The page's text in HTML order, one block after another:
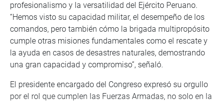
profesionalismo y la versatilidad del Ejército Peruano.
“Hemos visto su capacidad militar, el desempeño de los
comandos, pero también cómo la brigada multipropósito
cumple otras misiones fundamentales como el rescate y
la ayuda en casos de desastres naturales, demostrando
una gran capacidad y compromiso”, señaló.
El presidente encargado del Congreso expresó su orgullo
por el rol que cumplen las Fuerzas Armadas, no solo en la